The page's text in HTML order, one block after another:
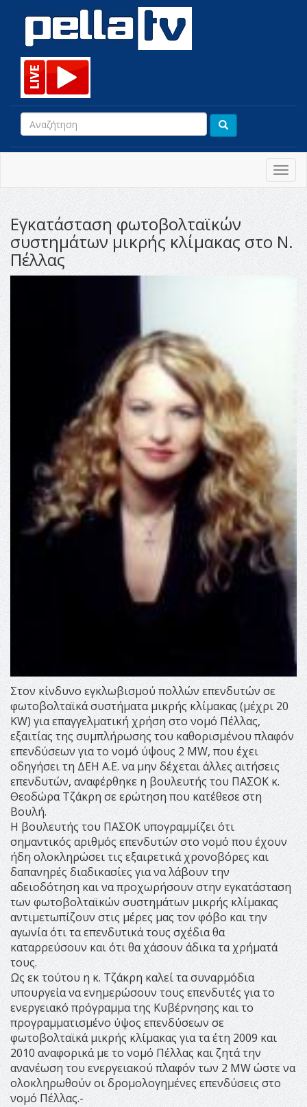
Eγκατάσταση φωτοβολταϊκών
συστημάτων μικρής κλίμακας στο Ν.
Πέλλας
Στον κίνδυνο εγκλωβισμού πολλών επενδυτών σε
φωτοβολταϊκά συστήματα μικρής κλίμακας (μέχρι 20
KW) για επαγγελματική χρήση στο νομό Πέλλας,
εξαιτίας της συμπλήρωσης του καθορισμένου πλαφόν
επενδύσεων για το νομό ύψους 2 MW, που έχει
οδηγήσει τη ΔΕΗ Α.Ε. να μην δέχεται άλλες αιτήσεις
επενδυτών, αναφέρθηκε η βουλευτής του ΠΑΣΟΚ κ.
Θεοδώρα Τζάκρη σε ερώτηση που κατέθεσε στη
Βουλή.
Η βουλευτής του ΠΑΣΟΚ υπογραμμίζει ότι
σημαντικός αριθμός επενδυτών στο νομό που έχουν
ήδη ολοκληρώσει τις εξαιρετικά χρονοβόρες και
δαπανηρές διαδικασίες για να λάβουν την
αδειοδότηση και να προχωρήσουν στην εγκατάσταση
των φωτοβολταϊκών συστημάτων μικρής κλίμακας
αντιμετωπίζουν στις μέρες μας τον φόβο και την
αγωνία ότι τα επενδυτικά τους σχέδια θα
καταρρεύσουν και ότι θα χάσουν άδικα τα χρήματά
τους.
Ως εκ τούτου η κ. Τζάκρη καλεί τα συναρμόδια
υπουργεία να ενημερώσουν τους επενδυτές για το
ενεργειακό πρόγραμμα της Κυβέρνησης και το
προγραμματισμένο ύψος επενδύσεων σε
φωτοβολταϊκά μικρής κλίμακας για τα έτη 2009 και
2010 αναφορικά με το νομό Πέλλας και ζητά την
ανανέωση του ενεργειακού πλαφόν των 2 MW ώστε να
ολοκληρωθούν οι δρομολογημένες επενδύσεις στο
νομό Πέλλας.-